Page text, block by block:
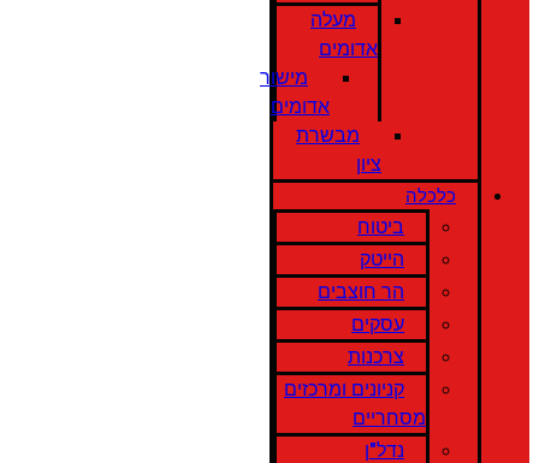
מעלה
אדומים
מישור
אדומים
מבשרת
ציון
כלכלה
ביטוח
הייטק
הר חוצבים
עסקים
צרכנות
קניונים ומרכזים
מסחריים
נדל"ן